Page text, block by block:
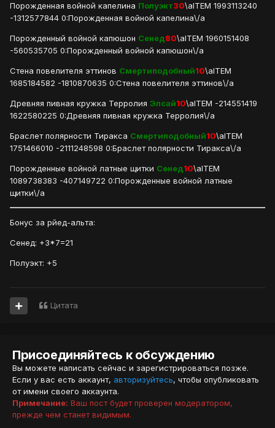
Порожденная войной капелина Полуэкт30\aITEM 1993113240
-1312577844 0:Порожденная войной капелина\/a
Порожденный войной капюшон Сенед80\aITEM 1960151408
-560535705 0:Порожденный войной капюшон\/a
Стена повелителя эттинов Смертиподобный10\aITEM
1685184582 -1810870635 0:Стена повелителя эттинов\/a
Древняя пивная кружка Терролия Элсай10\aITEM -214551419
1622580225 0:Древняя пивная кружка Терролия\/a
Браслет полярности Тиракса Смертиподобный10\aITEM
1751466010 -2111248598 0:Браслет полярности Тиракса\/a
Порожденные войной латные щитки Сенед10\aITEM
1089738383 -407149722 0:Порожденные войной латные
щитки\/a
Бонус за рйед-альта:
Сенед: +3*7=21
Полуэкт: +5
Цитата
Присоединяйтесь к обсуждению
Вы можете написать сейчас и зарегистрироваться позже.
Если у вас есть аккаунт, авторизуйтесь, чтобы опубликовать
от имени своего аккаунта.
Примечание: Ваш пост будет проверен модератором,
прежде чем станет видимым.